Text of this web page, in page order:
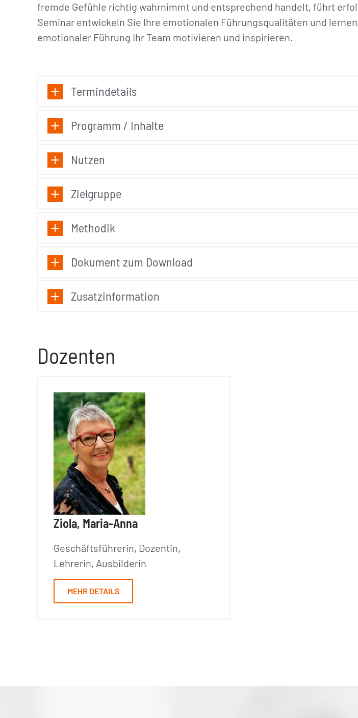
fremde Gefühle richtig wahrnimmt und entsprechend handelt, führt
Seminar entwickeln Sie Ihre emotionalen Führungsqualitäten und
emotionaler Führung Ihr Team motivieren und inspirieren.
Termindetails
Programm / Inhalte
Nutzen
Zielgruppe
Methodik
Dokument zum Download
Zusatzinformation
Dozenten
Ziola, Maria-Anna
Geschäftsführerin, Dozentin,
Lehrerin, Ausbilderin
MEHR DETAILS